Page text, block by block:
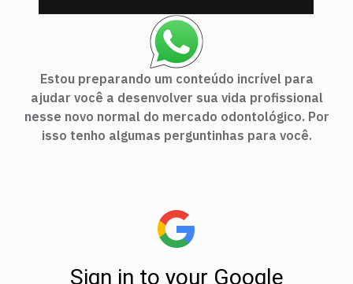
Estou preparando um conteúdo incrível para
ajudar você a desenvolver sua vida profissional
nesse novo normal do mercado odontológico. Por
isso tenho algumas perguntinhas para você.